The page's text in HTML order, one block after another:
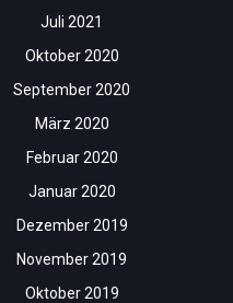
Juli 2021
Oktober 2020
September 2020
März 2020
Februar 2020
Januar 2020
Dezember 2019
November 2019
Oktober 2019